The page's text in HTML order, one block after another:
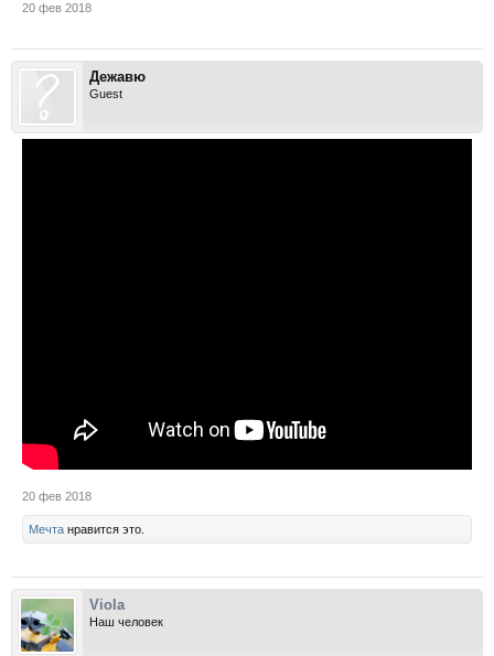
20 фев 2018
Дежавю
Guest
20 фев 2018
Мечта нравится это.
Viola
Наш человек